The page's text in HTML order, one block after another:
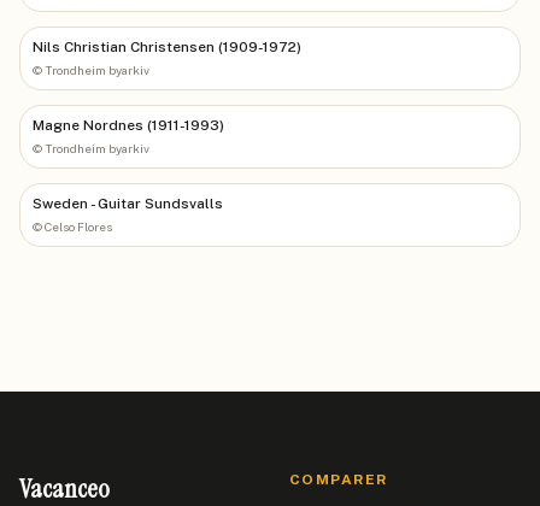
Nils Christian Christensen (1909-1972)
©Trondheim byarkiv
Magne Nordnes (1911-1993)
©Trondheim byarkiv
Sweden - Guitar Sundsvalls
©Celso Flores
Vacanceo COMPARER